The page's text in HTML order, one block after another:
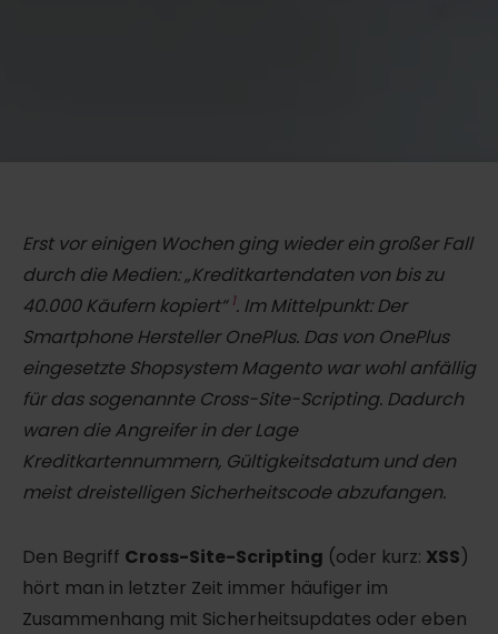
Erst vor einigen Wochen ging wieder ein großer Fall
durch die Medien: „Kreditkartendaten von bis zu
40.000 Käufern kopiert“ 1. Im Mittelpunkt: Der
Smartphone Hersteller OnePlus. Das von OnePlus
eingesetzte Shopsystem Magento war wohl anfällig
für das sogenannte Cross-Site-Scripting. Dadurch
waren die Angreifer in der Lage
Kreditkartennummern, Gültigkeitsdatum und den
meist dreistelligen Sicherheitscode abzufangen.
Den Begriff Cross-Site-Scripting (oder kurz: XSS)
hört man in letzter Zeit immer häufiger im
Zusammenhang mit Sicherheitsupdates oder eben